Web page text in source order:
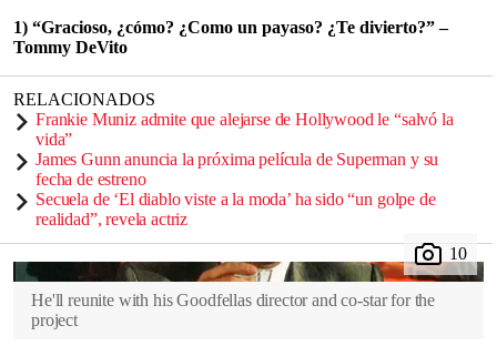
1) “Gracioso, ¿cómo? ¿Como un payaso? ¿Te divierto?” –
Tommy DeVito
RELACIONADOS
Frankie Muniz admite que alejarse de Hollywood le “salvó la
vida”
James Gunn anuncia la próxima película de Superman y su
fecha de estreno
Secuela de ‘El diablo viste a la moda’ ha sido “un golpe de
realidad”, revela actriz
He'll reunite with his Goodfellas director and co-star for the
project